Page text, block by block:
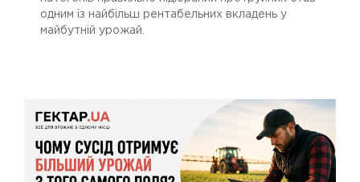
одним із найбільш рентабельних вкладень у
майбутній урожай.